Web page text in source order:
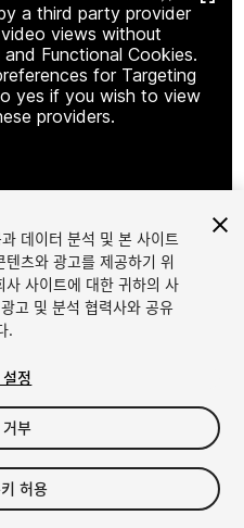
a third party provider
views without
Functional Cookies.
for Targeting
yes if you wish to view
providers.
17
데이터 분석 및 본 사이트
츠와 광고를 제공하기 위
사이트에 대한 귀하의 사
고 및 분석 협력사와 공유
.
정
거부
허용